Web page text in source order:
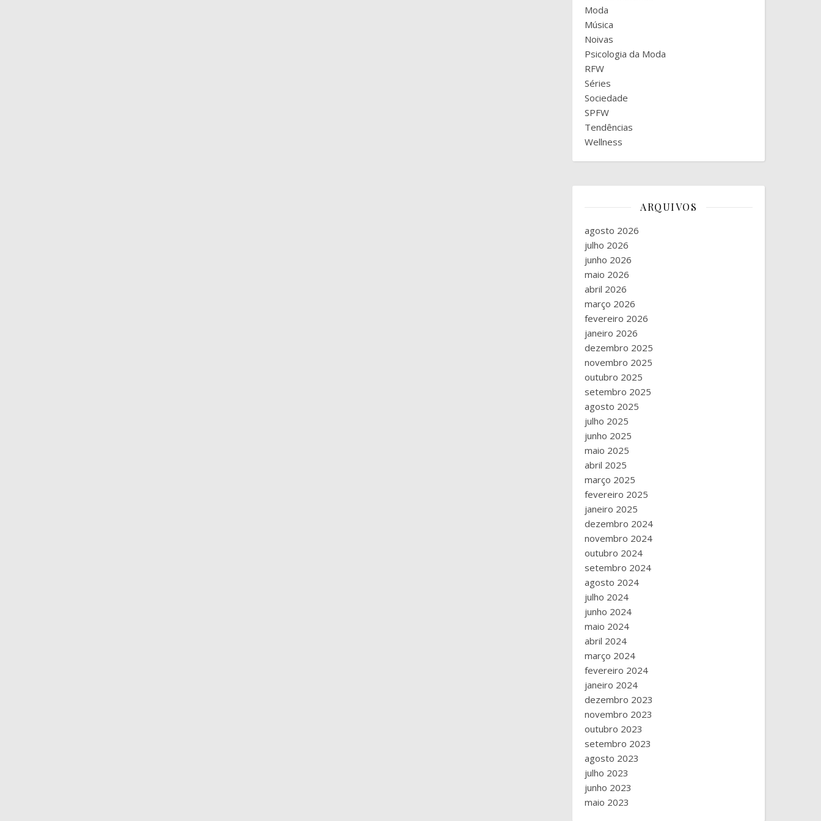
Moda
Música
Noivas
Psicologia da Moda
RFW
Séries
Sociedade
SPFW
Tendências
Wellness
ARQUIVOS
agosto 2026
julho 2026
junho 2026
maio 2026
abril 2026
março 2026
fevereiro 2026
janeiro 2026
dezembro 2025
novembro 2025
outubro 2025
setembro 2025
agosto 2025
julho 2025
junho 2025
maio 2025
abril 2025
março 2025
fevereiro 2025
janeiro 2025
dezembro 2024
novembro 2024
outubro 2024
setembro 2024
agosto 2024
julho 2024
junho 2024
maio 2024
abril 2024
março 2024
fevereiro 2024
janeiro 2024
dezembro 2023
novembro 2023
outubro 2023
setembro 2023
agosto 2023
julho 2023
junho 2023
maio 2023